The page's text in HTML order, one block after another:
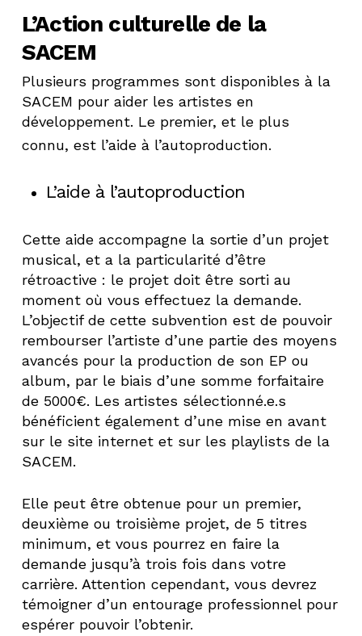
L’Action culturelle de la
SACEM
Plusieurs programmes sont disponibles à la
SACEM pour aider les artistes en
développement. Le premier, et le plus
connu, est l’aide à l’autoproduction.
L’aide à l’autoproduction
Cette aide accompagne la sortie d’un projet
musical, et a la particularité d’être
rétroactive : le projet doit être sorti au
moment où vous effectuez la demande.
L’objectif de cette subvention est de pouvoir
rembourser l’artiste d’une partie des moyens
avancés pour la production de son EP ou
album, par le biais d’une somme forfaitaire
de 5000€. Les artistes sélectionné.e.s
bénéficient également d’une mise en avant
sur le site internet et sur les playlists de la
SACEM.
Elle peut être obtenue pour un premier,
deuxième ou troisième projet, de 5 titres
minimum, et vous pourrez en faire la
demande jusqu’à trois fois dans votre
carrière. Attention cependant, vous devrez
témoigner d’un entourage professionnel pour
espérer pouvoir l’obtenir.